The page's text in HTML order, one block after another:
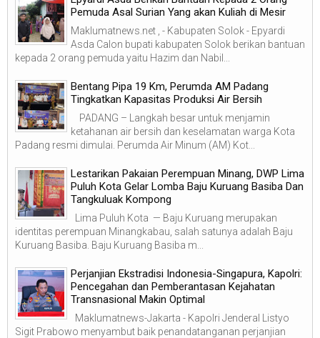
Pemuda Asal Surian Yang akan Kuliah di Mesir
Maklumatnews.net , - Kabupaten Solok - Epyardi
Asda Calon bupati kabupaten Solok berikan bantuan
kepada 2 orang pemuda yaitu Hazim dan Nabil...
‎Bentang Pipa 19 Km, Perumda AM Padang
Tingkatkan Kapasitas Produksi Air Bersih
‎ ‎ PADANG – Langkah besar untuk menjamin
ketahanan air bersih dan keselamatan warga Kota
Padang resmi dimulai. Perumda Air Minum (AM) Kot...
Lestarikan Pakaian Perempuan Minang, DWP Lima
Puluh Kota Gelar Lomba Baju Kuruang Basiba Dan
Tangkuluak Kompong
Lima Puluh Kota — Baju Kuruang merupakan
identitas perempuan Minangkabau, salah satunya adalah Baju
Kuruang Basiba. Baju Kuruang Basiba m...
Perjanjian Ekstradisi Indonesia-Singapura, Kapolri:
Pencegahan dan Pemberantasan Kejahatan
Transnasional Makin Optimal
Maklumatnews-Jakarta - Kapolri Jenderal Listyo
Sigit Prabowo menyambut baik penandatanganan perjanjian